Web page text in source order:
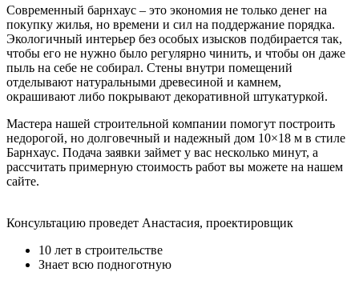
Современный барнхаус – это экономия не только денег на
покупку жилья, но времени и сил на поддержание порядка.
Экологичный интерьер без особых изысков подбирается так,
чтобы его не нужно было регулярно чинить, и чтобы он даже
пыль на себе не собирал. Стены внутри помещений
отделывают натуральными древесиной и камнем,
окрашивают либо покрывают декоративной штукатуркой.
Мастера нашей строительной компании помогут построить
недорогой, но долговечный и надежный дом 10×18 м в стиле
Барнхаус. Подача заявки займет у вас несколько минут, а
рассчитать примерную стоимость работ вы можете на нашем
сайте.
Консультацию проведет Анастасия, проектировщик
10 лет в строительстве
Знает всю подноготную